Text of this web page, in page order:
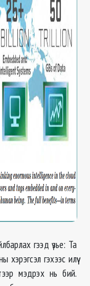
гээд үзье: Та
хэрэгсэл гэхээс илүү
мэдрэх нь бий.